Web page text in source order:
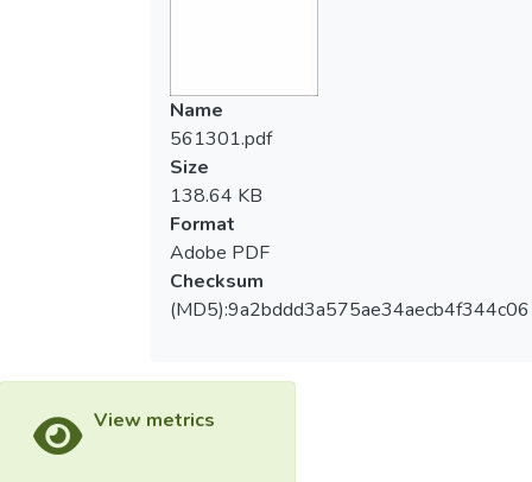
Name
561301.pdf
Size
138.64 KB
Format
Adobe PDF
Checksum
View metrics